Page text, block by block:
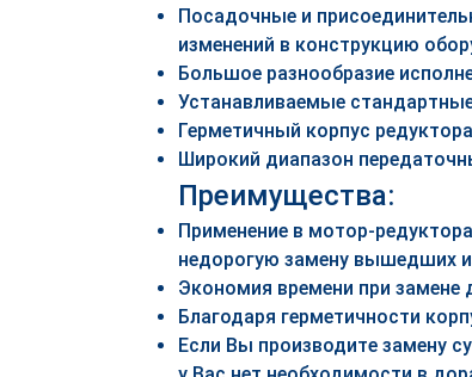
Посадочные и
изменений в конструкцию
Большое разнообразие
Устанавливаемые
Герметичный корпус
Широкий диапазон
Преимущества:
Применение в мотор-
недорогую замену вышедших
Экономия времени при замене
Благодаря герметичности
Если Вы производите замену